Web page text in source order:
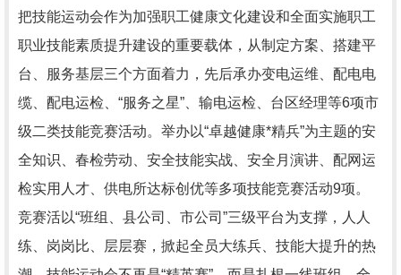
把技能运动会作为加强职工健康文化建设和全面实施职工
职业技能素质提升建设的重要载体，从制定方案、搭建平
台、服务基层三个方面着力，先后承办变电运维、配电电
缆、配电运检、“服务之星”、输电运检、台区经理等6项市
级二类技能竞赛活动。举办以“卓越健康*精兵”为主题的安
全知识、春检劳动、安全技能实战、安全月演讲、配网运
检实用人才、供电所达标创优等多项技能竞赛活动9项。
竞赛活以“班组、县公司、市公司”三级平台为支撑，人人
练、岗岗比、层层赛，掀起全员大练兵、技能大提升的热